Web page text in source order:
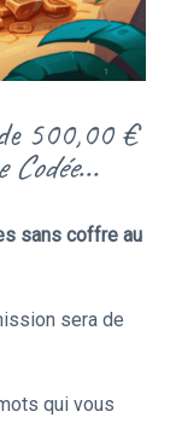
500,00 €
...
sans coffre au
sera de
qui vous